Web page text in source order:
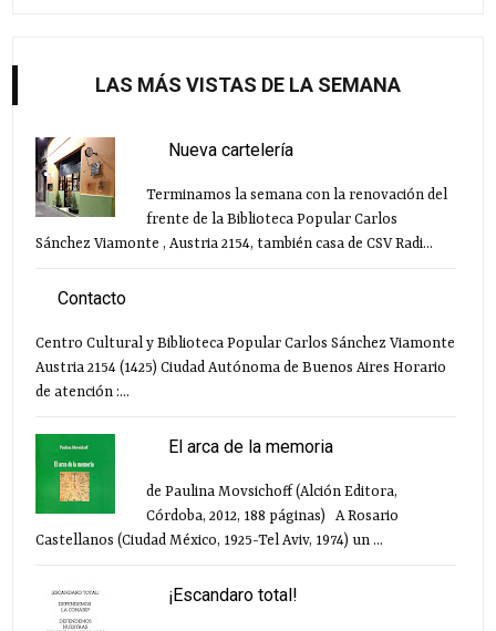
LAS MÁS VISTAS DE LA SEMANA
Nueva cartelería
Terminamos la semana con la renovación del
frente de la Biblioteca Popular Carlos
Sánchez Viamonte , Austria 2154, también casa de CSV Radi...
Contacto
Centro Cultural y Biblioteca Popular Carlos Sánchez Viamonte
Austria 2154 (1425) Ciudad Autónoma de Buenos Aires Horario
de atención :...
El arca de la memoria
de Paulina Movsichoff (Alción Editora,
Córdoba, 2012, 188 páginas) A Rosario
Castellanos (Ciudad México, 1925-Tel Aviv, 1974) un ...
¡Escandaro total!